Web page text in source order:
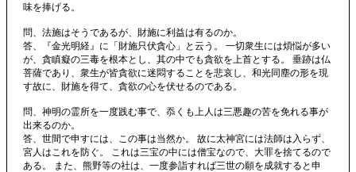
味を捧げる。
問、法施はそうであるが、財施に利益は有るのか。
答、『金光明経』に「財施只伏貪心」と云う。 一切衆生には煩悩が多い
が、貪瞋癡の三毒を根本とし、其の中でも貪欲を上首とする。 垂跡は仏
菩薩であり、衆生が皆貪欲に迷悶することを悲哀し、和光同塵の形を現
す故に、財施を得て、貪欲の心を伏せるのである。
問、神明の霊所を一度践む事で、忝くも上人は三悪趣の苦を免れる事が
出来るのか。
答、世間で申すには、この事は当然か。 故に太神宮には法師は入らず、
宮人はこれを防ぐ。 これは三宝の中には僧宝なので、大罪を捨てるので
ある。 また、熊野等の社は、一度参詣すれば三世の願を成就すると申